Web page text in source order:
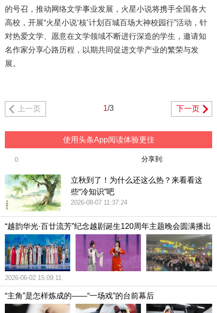
的号召，推动网络文学事业发展，火星小说将携手全国各大
高校，开展“火星小说‘核’计划百城百场大神校园行”活动，针
对热爱文学、愿意在文学领域不断进行深造的学生，邀请知
名作家分享心路历程，以期共同促进文学产业的繁荣与发
展。
上一页 1/3 下一页
使用头条App阅读体验更佳
分享到:
0
立秋到了！为什么还这么热？来看看这
些“冷知识”吧
2026-08-07 11:37:24
“越韵华光·百廿流芳”纪念越剧诞生120周年主题晚会圆满播出
2026-06-02 15:09:11
“主角”是怎样炼成的——“一场戏”的台前幕后